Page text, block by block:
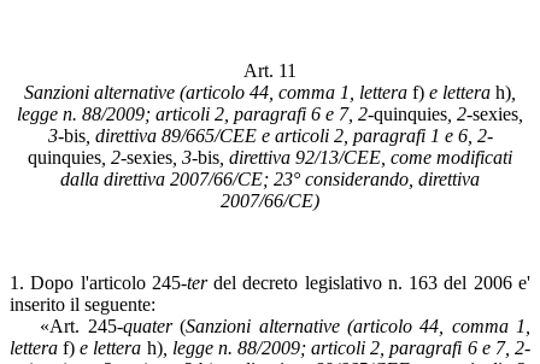
Art. 11
Sanzioni alternative (articolo 44, comma 1, lettera f) e lettera h)
legge n. 88/2009; articoli 2, paragrafi 6 e 7, 2-quinquies , 2-sexies
3-bis, direttiva 89/665/CEE e articoli 2, paragrafi 1 e 6, 2-
quinquies , 2-sexies , 3-bis , direttiva 92/13/CEE, come modificati
dalla direttiva 2007/66/CE; 23° considerando, direttiva
2007/66/CE)
1. Dopo l'articolo 245-terdel decreto legislativo n. 163 del 2006 e'
inserito il seguente:
«Art. 245-quater(Sanzioni alternative (articolo 44, comma 1,
letteraf) e lettera h), legge n. 88/2009; articoli 2, paragrafi 6 e 7, 2-